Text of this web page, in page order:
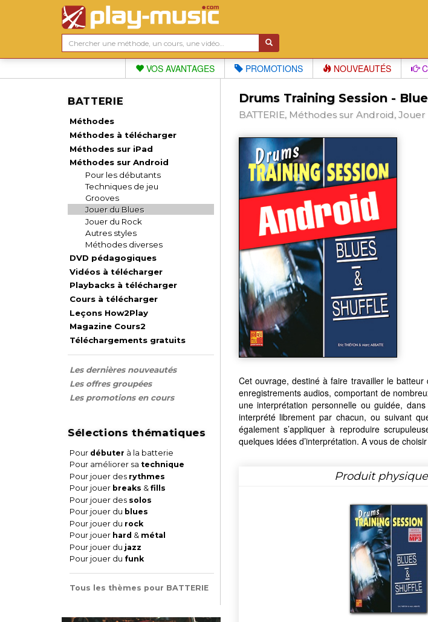
VOS AVANTAGES PROMOTIONS NOUVEAUTÉS
BATTERIE
Méthodes
Méthodes à télécharger
Méthodes sur iPad
Méthodes sur Android
Pour les débutants
Techniques de jeu
Grooves
Jouer du Blues
Jouer du Rock
Autres styles
Méthodes diverses
DVD pédagogiques
Vidéos à télécharger
Playbacks à télécharger
Cours à télécharger
Leçons How2Play
Magazine Cours2
Téléchargements gratuits
Les dernières nouveautés
Les offres groupées
Les promotions en cours
Sélections thématiques
Pour débuter à la batterie
Pour améliorer sa technique
Pour jouer des rythmes
Pour jouer breaks & fills
Pour jouer des solos
Pour jouer du blues
Pour jouer du rock
Pour jouer hard & métal
Pour jouer du jazz
Pour jouer du funk
Tous les thèmes pour BATTERIE
Drums Training Session -
BATTERIE, Méthodes sur Android,
Cet ouvrage, destiné à faire travailler le
enregistrements audios, comportant de
une interprétation personnelle ou guidée,
interprété librement par chacun, ou suivant
également s’appliquer à reproduire
quelques idées d’interprétation. A vous de
Produit